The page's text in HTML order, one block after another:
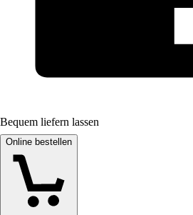
Bequem liefern lassen
Online bestellen